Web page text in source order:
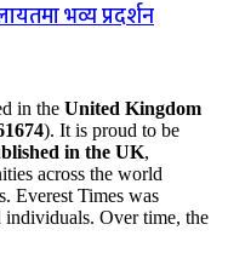
भव्य प्रदर्शन
in the United Kingdom
). It is proud to be
in the UK,
across the world
Everest Times was
individuals. Over time, the